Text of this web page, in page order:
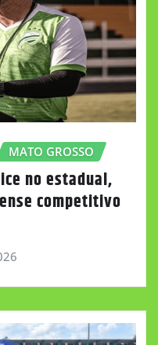
MATO GROSSO
no estadual,
competitivo